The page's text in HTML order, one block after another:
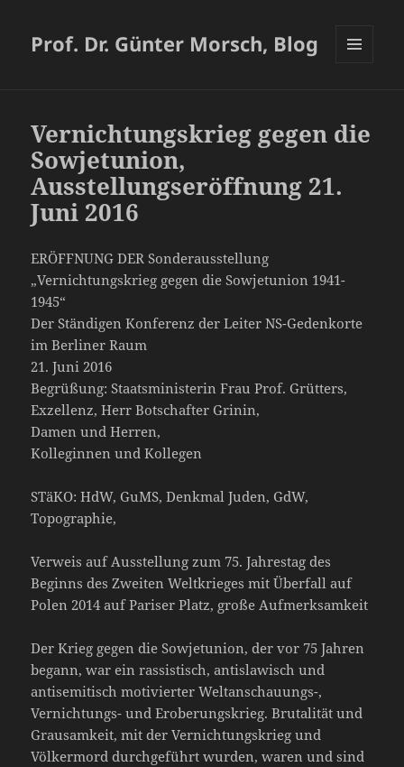
Prof. Dr. Günter Morsch, Blog
Vernichtungskrieg gegen die
Sowjetunion,
Ausstellungseröffnung 21.
Juni 2016
ERÖFFNUNG DER Sonderausstellung
„Vernichtungskrieg gegen die Sowjetunion 1941-
1945“
Der Ständigen Konferenz der Leiter NS-Gedenkorte
im Berliner Raum
21. Juni 2016
Begrüßung: Staatsministerin Frau Prof. Grütters,
Exzellenz, Herr Botschafter Grinin,
Damen und Herren,
Kolleginnen und Kollegen
STäKO: HdW, GuMS, Denkmal Juden, GdW,
Topographie,
Verweis auf Ausstellung zum 75. Jahrestag des
Beginns des Zweiten Weltkrieges mit Überfall auf
Polen 2014 auf Pariser Platz, große Aufmerksamkeit
Der Krieg gegen die Sowjetunion, der vor 75 Jahren
begann, war ein rassistisch, antislawisch und
antisemitisch motivierter Weltanschauungs-,
Vernichtungs- und Eroberungskrieg. Brutalität und
Grausamkeit, mit der Vernichtungskrieg und
Völkermord durchgeführt wurden, waren und sind